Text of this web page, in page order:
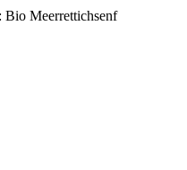
Bio Meerrettichsenf